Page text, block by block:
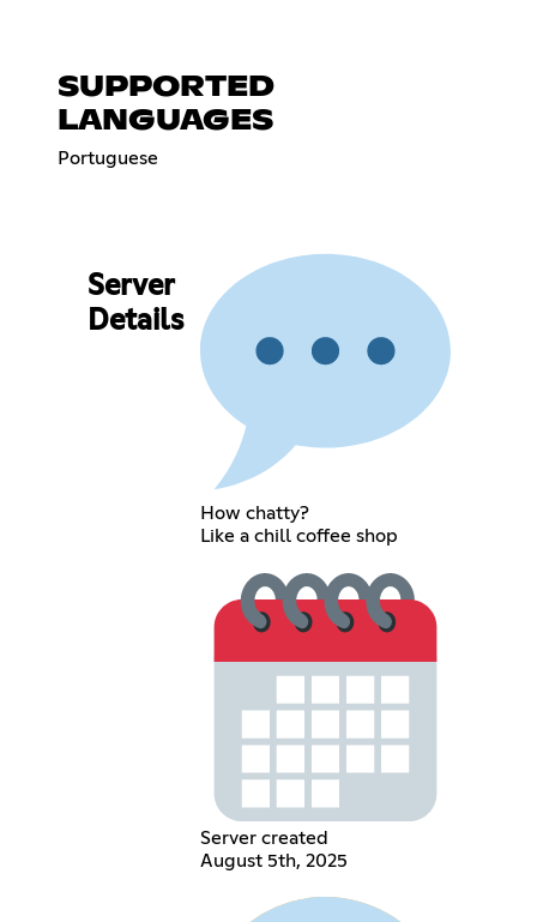
SUPPORTED
LANGUAGES
Portuguese
Server
Details
How chatty?
Like a chill coffee shop
Server created
August 5th, 2025